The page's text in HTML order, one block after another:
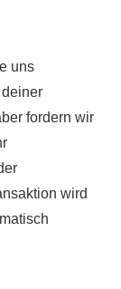
uns
fordern wir
wird